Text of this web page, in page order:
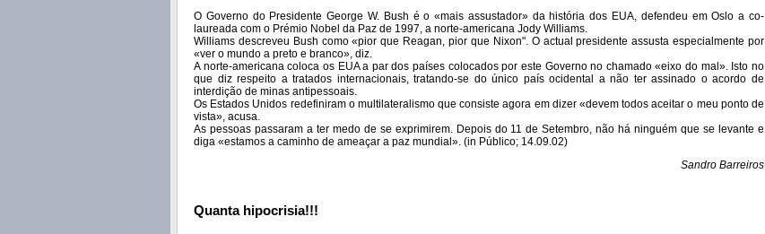
O Governo do Presidente George W. Bush é o «mais assustador» da história dos EUA, defendeu em Oslo a co-
laureada com o Prémio Nobel da Paz de 1997, a norte-americana Jody Williams.
Williams descreveu Bush como «pior que Reagan, pior que Nixon". O actual presidente assusta especialmente por
«ver o mundo a preto e branco», diz.
A norte-americana coloca os EUA a par dos países colocados por este Governo no chamado «eixo do mal». Isto no
que diz respeito a tratados internacionais, tratando-se do único país ocidental a não ter assinado o acordo de
interdição de minas antipessoais.
Os Estados Unidos redefiniram o multilateralismo que consiste agora em dizer «devem todos aceitar o meu ponto de
vista», acusa.
As pessoas passaram a ter medo de se exprimirem. Depois do 11 de Setembro, não há ninguém que se levante e
diga «estamos a caminho de ameaçar a paz mundial». (in Público; 14.09.02)
Sandro Barreiros
Quanta hipocrisia!!!